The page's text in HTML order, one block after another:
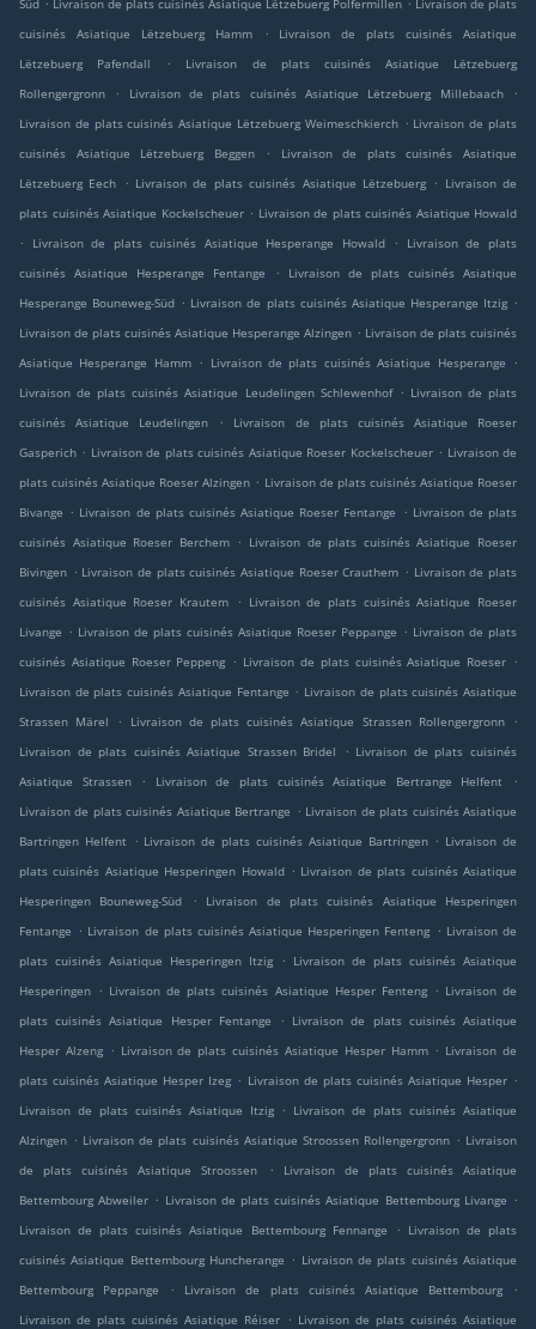
Süd
Livraison de plats cuisinés Asiatique Lëtzebuerg Polfermillen
Livraison de plats
cuisinés Asiatique Lëtzebuerg Hamm
.
Livraison de plats cuisinés Asiatique
Lëtzebuerg Pafendall
.
Livraison de plats cuisinés Asiatique Lëtzebuerg
Rollengergronn
. Livraison de plats cuisinés Asiatique Lëtzebuerg Millebaach
.
Livraison de plats cuisinés Asiatique Lëtzebuerg Weimeschkierch . Livraison de plats
cuisinés Asiatique Lëtzebuerg Beggen
.
Livraison de plats cuisinés Asiatique
Lëtzebuerg Eech
. Livraison de plats cuisinés Asiatique Lëtzebuerg . Livraison de
plats cuisinés Asiatique Kockelscheuer . Livraison de plats cuisinés Asiatique Howald
.
Livraison de plats cuisinés Asiatique Hesperange Howald .
Livraison de plats
cuisinés Asiatique Hesperange Fentange
.
Livraison de plats cuisinés Asiatique
Hesperange Bouneweg-Süd . Livraison de plats cuisinés Asiatique Hesperange Itzig .
Livraison de plats cuisinés Asiatique Hesperange Alzingen . Livraison de plats cuisinés
Asiatique Hesperange Hamm . Livraison de plats cuisinés Asiatique Hesperange
.
Livraison de plats cuisinés Asiatique Leudelingen Schlewenhof . Livraison de plats
cuisinés Asiatique Leudelingen
.
Livraison de plats cuisinés Asiatique Roeser
Gasperich . Livraison de plats cuisinés Asiatique Roeser Kockelscheuer . Livraison de
plats cuisinés Asiatique Roeser Alzingen . Livraison de plats cuisinés Asiatique Roeser
Bivange . Livraison de plats cuisinés Asiatique Roeser Fentange . Livraison de plats
cuisinés Asiatique Roeser Berchem . Livraison de plats cuisinés Asiatique Roeser
Bivingen . Livraison de plats cuisinés Asiatique Roeser Crauthem . Livraison de plats
cuisinés Asiatique Roeser Krautem
. Livraison de plats cuisinés Asiatique Roeser
Livange . Livraison de plats cuisinés Asiatique Roeser Peppange . Livraison de plats
cuisinés Asiatique Roeser Peppeng . Livraison de plats cuisinés Asiatique Roeser .
Livraison de plats cuisinés Asiatique Fentange . Livraison de plats cuisinés Asiatique
Strassen Märel
. Livraison de plats cuisinés Asiatique Strassen Rollengergronn
.
Livraison de plats cuisinés Asiatique Strassen Bridel
. Livraison de plats cuisinés
Asiatique Strassen
. Livraison de plats cuisinés Asiatique Bertrange Helfent
.
Livraison de plats cuisinés Asiatique Bertrange . Livraison de plats cuisinés Asiatique
Bartringen Helfent . Livraison de plats cuisinés Asiatique Bartringen . Livraison de
plats cuisinés Asiatique Hesperingen Howald . Livraison de plats cuisinés Asiatique
Hesperingen Bouneweg-Süd
.
Livraison de plats cuisinés Asiatique Hesperingen
Fentange . Livraison de plats cuisinés Asiatique Hesperingen Fenteng . Livraison de
plats cuisinés Asiatique Hesperingen Itzig
. Livraison de plats cuisinés Asiatique
Hesperingen . Livraison de plats cuisinés Asiatique Hesper Fenteng . Livraison de
plats cuisinés Asiatique Hesper Fentange
. Livraison de plats cuisinés Asiatique
Hesper Alzeng . Livraison de plats cuisinés Asiatique Hesper Hamm . Livraison de
plats cuisinés Asiatique Hesper Izeg . Livraison de plats cuisinés Asiatique Hesper .
Livraison de plats cuisinés Asiatique Itzig
. Livraison de plats cuisinés Asiatique
Alzingen . Livraison de plats cuisinés Asiatique Stroossen Rollengergronn . Livraison
de plats cuisinés Asiatique Stroossen
.
Livraison de plats cuisinés Asiatique
Bettembourg Abweiler . Livraison de plats cuisinés Asiatique Bettembourg Livange .
Livraison de plats cuisinés Asiatique Bettembourg Fennange
. Livraison de plats
cuisinés Asiatique Bettembourg Huncherange . Livraison de plats cuisinés Asiatique
Bettembourg Peppange
. Livraison de plats cuisinés Asiatique Bettembourg
.
Livraison de plats cuisinés Asiatique Réiser . Livraison de plats cuisinés Asiatique